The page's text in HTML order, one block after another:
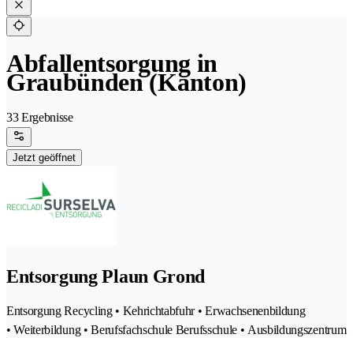
Abfallentsorgung in
Graubünden (Kanton)
33 Ergebnisse
Jetzt geöffnet
Entsorgung Plaun Grond
Entsorgung Recycling • Kehrichtabfuhr • Erwachsenenbildung
• Weiterbildung • Berufsfachschule Berufsschule • Ausbildungszentrum